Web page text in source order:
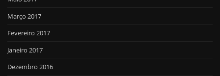
Março 2017
Fevereiro 2017
Janeiro 2017
Dezembro 2016